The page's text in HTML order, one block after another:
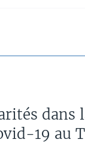
dans
19 au